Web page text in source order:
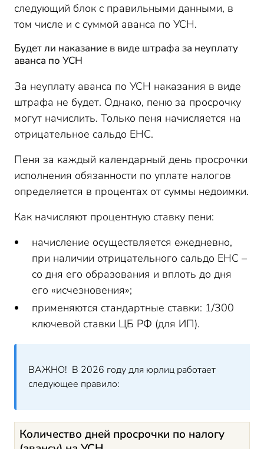
следующий блок с правильными данными, в
том числе и с суммой аванса по УСН.
Будет ли наказание в виде штрафа за неуплату
аванса по УСН
За неуплату аванса по УСН наказания в виде
штрафа не будет. Однако, пеню за просрочку
могут начислить. Только пеня начисляется на
отрицательное сальдо ЕНС.
Пеня за каждый календарный день просрочки
исполнения обязанности по уплате налогов
определяется в процентах от суммы недоимки.
Как начисляют процентную ставку пени:
начисление осуществляется ежедневно,
при наличии отрицательного сальдо ЕНС –
со дня его образования и вплоть до дня
его «исчезновения»;
применяются стандартные ставки: 1/300
ключевой ставки ЦБ РФ (для ИП).
ВАЖНО! В 2026 году для юрлиц работает
следующее правило:
Количество дней просрочки по налогу